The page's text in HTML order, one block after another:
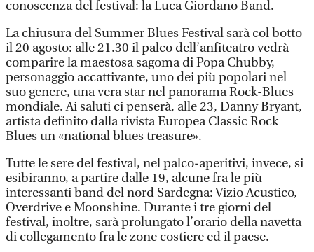
conoscenza del festival: la Luca Giordano Band.
La chiusura del Summer Blues Festival sarà col botto
il 20 agosto: alle 21.30 il palco dell’anfiteatro vedrà
comparire la maestosa sagoma di Popa Chubby,
personaggio accattivante, uno dei più popolari nel
suo genere, una vera star nel panorama Rock-Blues
mondiale. Ai saluti ci penserà, alle 23, Danny Bryant,
artista definito dalla rivista Europea Classic Rock
Blues un «national blues treasure».
Tutte le sere del festival, nel palco-aperitivi, invece, si
esibiranno, a partire dalle 19, alcune fra le più
interessanti band del nord Sardegna: Vizio Acustico,
Overdrive e Moonshine. Durante i tre giorni del
festival, inoltre, sarà prolungato l’orario della navetta
di collegamento fra le zone costiere ed il paese.